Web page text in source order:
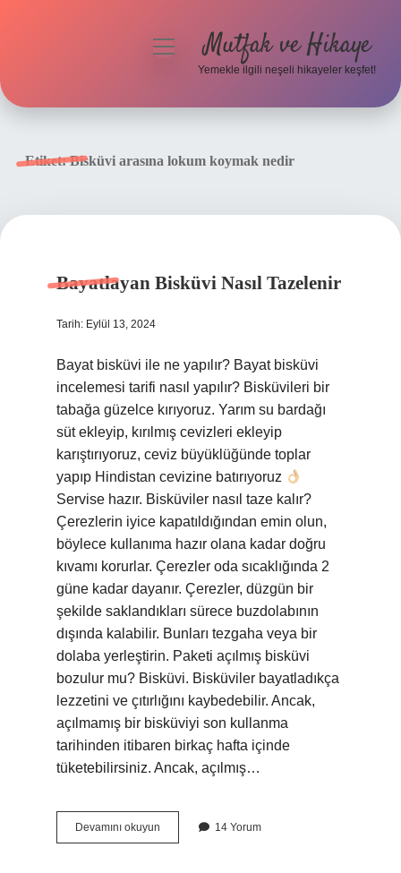
menüyüMutfak ve Hikaye
Yemekle ilgili neşeli hikayeler keşfet!
Etiket:Bisküvi arasına lokum koymak nedir
Bayatlayan Bisküvi Nasıl Tazelenir
Tarih: Eylül 13, 2024
Bayat bisküvi ile ne yapılır? Bayat bisküvi
incelemesi tarifi nasıl yapılır? Bisküvileri bir
tabağa güzelce kırıyoruz. Yarım su bardağı
süt ekleyip, kırılmış cevizleri ekleyip
karıştırıyoruz, ceviz büyüklüğünde toplar
yapıp Hindistan cevizine batırıyoruz
Servise hazır. Bisküviler nasıl taze kalır?
Çerezlerin iyice kapatıldığından emin olun,
böylece kullanıma hazır olana kadar doğru
kıvamı korurlar. Çerezler oda sıcaklığında 2
güne kadar dayanır. Çerezler, düzgün bir
şekilde saklandıkları sürece buzdolabının
dışında kalabilir. Bunları tezgaha veya bir
dolaba yerleştirin. Paketi açılmış bisküvi
bozulur mu? Bisküvi. Bisküviler bayatladıkça
lezzetini ve çıtırlığını kaybedebilir. Ancak,
açılmamış bir bisküviyi son kullanma
tarihinden itibaren birkaç hafta içinde
tüketebilirsiniz. Ancak, açılmış…
Devamını okuyun Bayatlayan
Bisküvi
14 Yorum